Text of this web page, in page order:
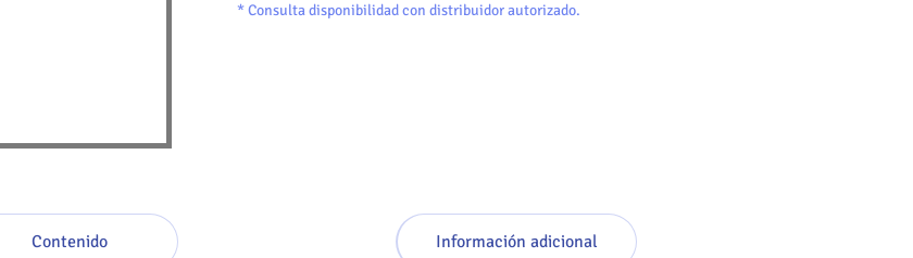
* Consulta disponibilidad con distribuidor autorizado.
Contenido Información adicional